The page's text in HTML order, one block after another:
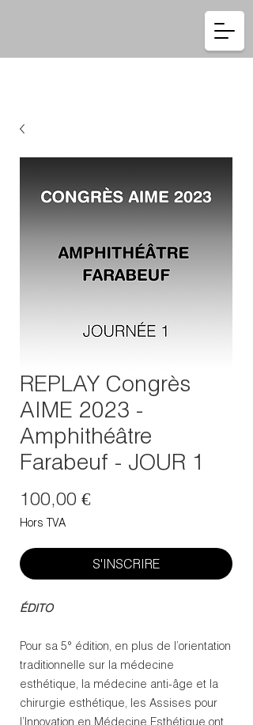
REPLAY Congrès
AIME 2023 -
Amphithéâtre
Farabeuf - JOUR 1
100,00 €Prix
Hors TVA
S'INSCRIRE
ÉDITO
Pour sa 5° édition, en plus de l’orientation
traditionnelle sur la médecine
esthétique, la médecine anti-âge et la
chirurgie esthétique, les Assises pour
l’Innovation en Médecine Esthétique ont